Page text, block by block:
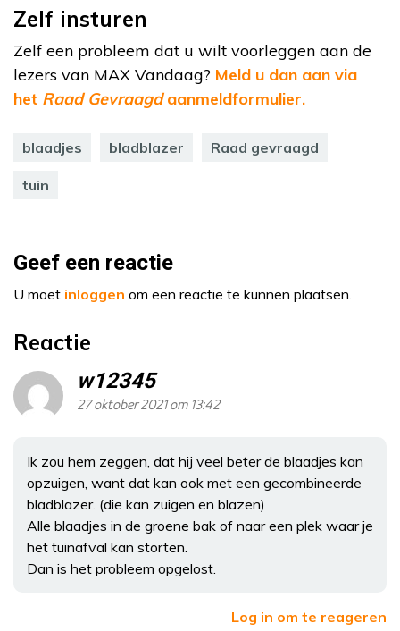
Zelf insturen
Zelf een probleem dat u wilt voorleggen aan de
lezers van MAX Vandaag? Meld u dan aan via
het Raad Gevraagdaanmeldformulier.
blaadjes bladblazer Raad gevraagd
tuin
Geef een reactie
U moet inloggen om een reactie te kunnen plaatsen.
Reactie
w12345
27 oktober 2021 om 13:42
Ik zou hem zeggen, dat hij veel beter de blaadjes kan
opzuigen, want dat kan ook met een gecombineerde
bladblazer. (die kan zuigen en blazen)
Alle blaadjes in de groene bak of naar een plek waar je
het tuinafval kan storten.
Dan is het probleem opgelost.
Log in om te reageren